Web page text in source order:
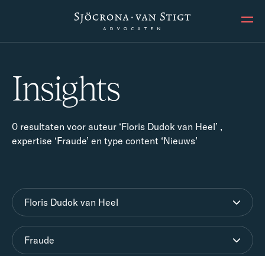
Insights
0 resultaten voor auteur ‘Floris Dudok van Heel’ ,
expertise ‘Fraude’ en type content ‘Nieuws’
Floris Dudok van Heel
Fraude